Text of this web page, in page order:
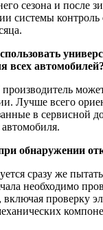
сезона и после
системы
всех автомобилей?
Лучше всего
в сервисной
обнаружении
сразу же
необходимо
включая проверку